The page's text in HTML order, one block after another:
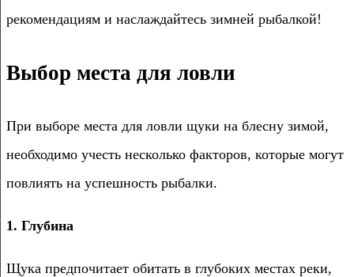
рекомендациям и наслаждайтесь зимней рыбалкой!
Выбор места для ловли
При выборе места для ловли щуки на блесну зимой,
необходимо учесть несколько факторов, которые могут
повлиять на успешность рыбалки.
1. Глубина
Щука предпочитает обитать в глубоких местах реки,